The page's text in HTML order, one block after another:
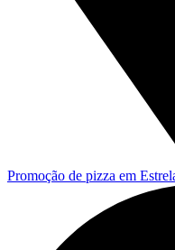
Promoção de pizza em